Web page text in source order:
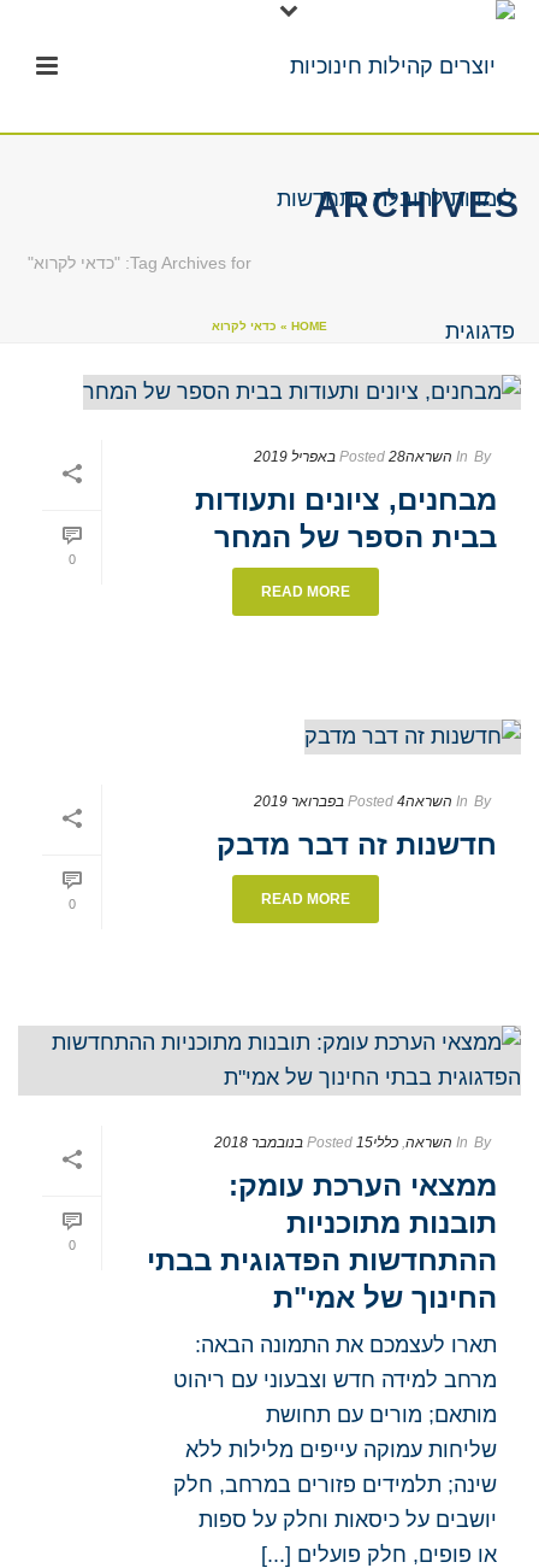
ARCHIVES
Tag Archives for: "כדאי לקרוא"
HOME
» כדאי לקרוא
0
By
In השראה Posted 28 באפריל 2019
מבחנים, ציונים ותעודות
בבית הספר של המחר
READ MORE
0
By
In השראה Posted 4 בפברואר 2019
חדשנות זה דבר מדבק
READ MORE
0
By
In השראה כללי Posted 15 בנובמבר 2018
ממצאי הערכת עומק:
תובנות מתוכניות
ההתחדשות הפדגוגית בבתי
החינוך של אמי"ת
תארו לעצמכם את התמונה הבאה:
מרחב למידה חדש וצבעוני עם ריהוט
מותאם; מורים עם תחושת
שליחות עמוקה עייפים מלילות ללא
שינה; תלמידים פזורים במרחב, חלק
יושבים על כיסאות וחלק על ספות
או פופים, חלק פועלים [...]